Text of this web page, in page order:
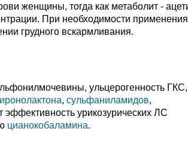
женщины, тогда как метаболит -
При необходимости применения
грудного вскармливания.
ульцерогенность ГКС,
, сульфаниламидов,
эффективность урикозурических ЛС
цианокобаламина.